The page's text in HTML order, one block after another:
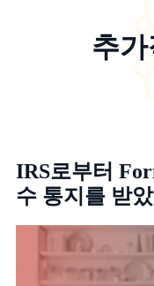
추
IRS로부터
수 통지를 받